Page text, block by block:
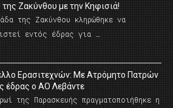
της Ζακύνθου με την Κηφισιά!
της Ζακύνθου κληρώθηκε να
εντός έδρας για …
Ερασιτεχνών: Με Ατρόμητο Πατρών
έδρας ο ΑΟ Λεβάντε
της Παρασκευής πραγματοποιήθηκε η